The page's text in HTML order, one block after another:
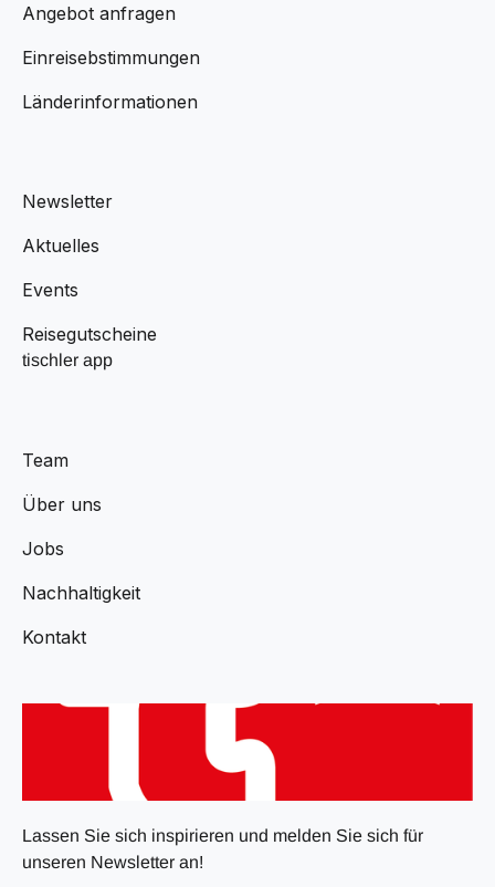
Angebot anfragen
Einreisebstimmungen
Länderinformationen
Newsletter
Aktuelles
Events
Reisegutscheine
tischler app
Team
Über uns
Jobs
Nachhaltigkeit
Kontakt
Lassen Sie sich inspirieren und melden Sie sich für
unseren Newsletter an!